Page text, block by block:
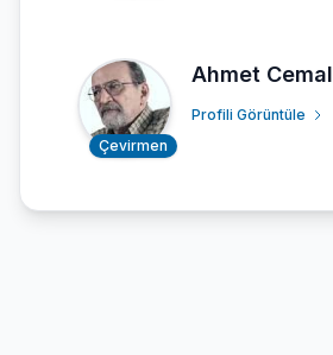
Çevirmen
Ahmet Cemal
Profili Görüntüle